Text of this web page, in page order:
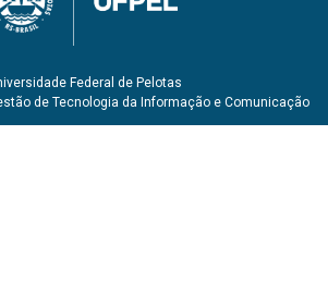
Federal de Pelotas
de Tecnologia da Informação e Comunicação